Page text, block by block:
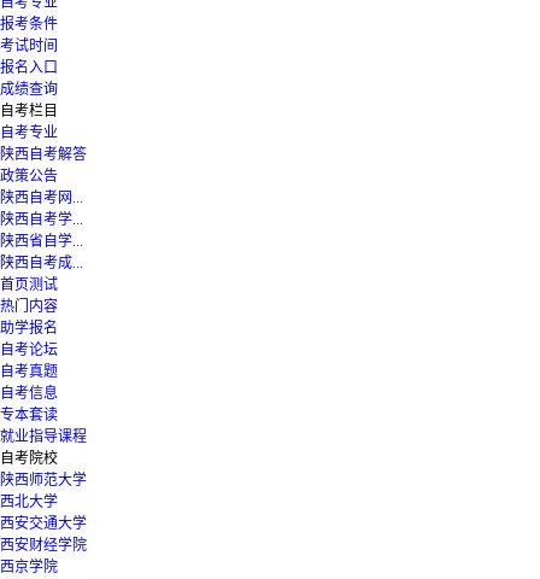
报考条件
考试时间
报名入口
成绩查询
自考栏目
自考专业
陕西自考解答
政策公告
陕西自考网...
陕西自考学...
陕西省自学...
陕西自考成...
首页测试
热门内容
助学报名
自考论坛
自考真题
自考信息
专本套读
就业指导课程
自考院校
陕西师范大学
西北大学
西安交通大学
西安财经学院
西京学院